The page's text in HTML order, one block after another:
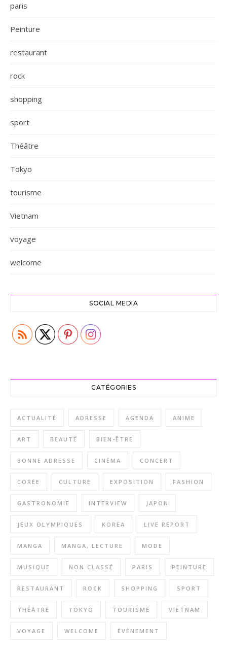
paris
Peinture
restaurant
rock
shopping
sport
Théâtre
Tokyo
tourisme
Vietnam
voyage
welcome
SOCIAL MEDIA
CATÉGORIES
ACTUALITÉ ADRESSE AGENDA ANIME
ART BEAUTÉ BIEN-ÊTRE
BONNE ADRESSE CINÉMA CONCERT
CORÉE CULTURE EXPOSITION FASHION
GASTRONOMIE INTERVIEW JAPON
JEUX OLYMPIQUES KOREA LIVE REPORT
MANGA MANGA, LECTURE MODE
MUSIQUE NON CLASSÉ PARIS PEINTURE
RESTAURANT ROCK SHOPPING SPORT
THÉÂTRE TOKYO TOURISME VIETNAM
VOYAGE WELCOME ÉVÈNEMENT